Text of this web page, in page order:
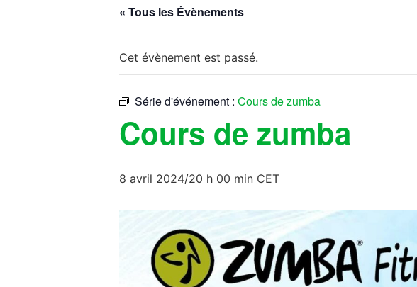
« Tous les Évènements
Cet évènement est passé.
Série d'événement : Cours de zumba
Cours de zumba
8 avril 2024/20 h 00 min CET